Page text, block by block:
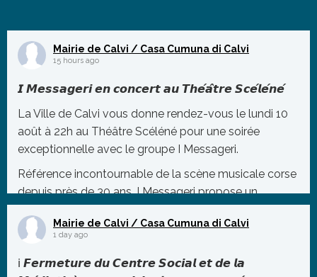
Mairie de Calvi / Casa Cumuna di Calvi
15 hours ago
𝙄 𝙈𝙚𝙨𝙨𝙖𝙜𝙚𝙧𝙞 𝙚𝙣 𝙘𝙤𝙣𝙘𝙚𝙧𝙩 𝙖𝙪 𝙏𝙝𝙚́𝙖̂𝙩𝙧𝙚 𝙎𝙘𝙚́𝙡𝙚́𝙣𝙚́
La Ville de Calvi vous donne rendez-vous le lundi 10
août à 22h au Théâtre Scéléné pour une soirée
exceptionnelle avec le groupe I Messageri.
Référence incontournable de la scène musicale corse
depuis près de 30 ans, I Messageri propose un
répertoire mêlant tradition et modernité, porté par des
polyphonies puissant ...
Mairie de Calvi / Casa Cumuna di Calvi
1 day ago
ℹ️ 𝙁𝙚𝙧𝙢𝙚𝙩𝙪𝙧𝙚 𝙙𝙪 𝘾𝙚𝙣𝙩𝙧𝙚 𝙎𝙤𝙘𝙞𝙖𝙡 𝙚𝙩 𝙙𝙚 𝙡𝙖